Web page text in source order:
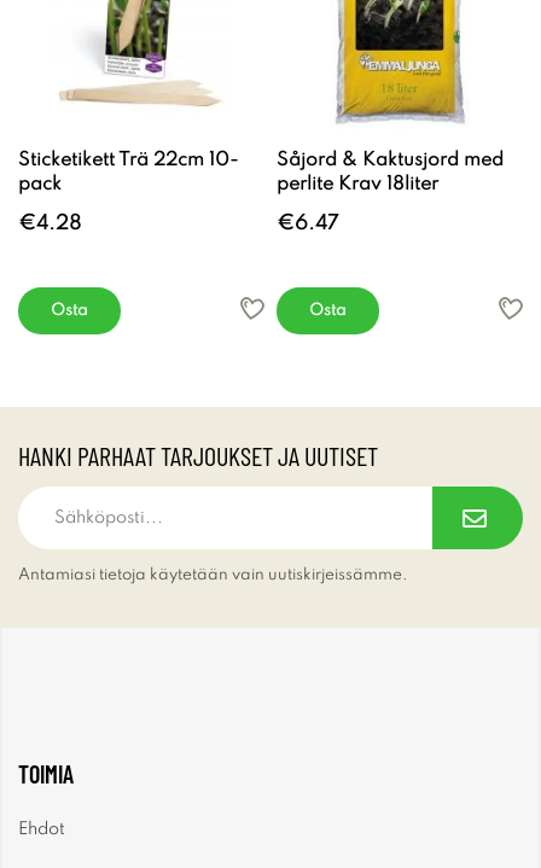
Sticketikett Trä 22cm 10-
pack
€4.28
Osta
Såjord & Kaktusjord med
perlite Krav 18liter
€6.47
Osta
HANKI PARHAAT TARJOUKSET JA UUTISET
Antamiasi tietoja käytetään vain uutiskirjeissämme.
TOIMIA
Ehdot